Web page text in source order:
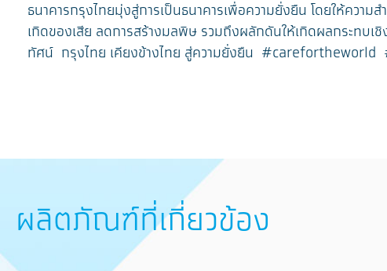
ธนาคารกรุงไทยมุ่งสู่การเป็นธนาคารเพื่อความยั่งยืน โดยให้คว
เกิดของเสีย ลดการสร้างมลพิษ รวมถึงผลักดันให้เกิดผลกระทบเ
ทัศน์ กรุงไทย เคียงข้างไทย สู่ความยั่งยืน #carefortheworld
ผลิตภัณฑ์ที่เกี่ยวข้อง